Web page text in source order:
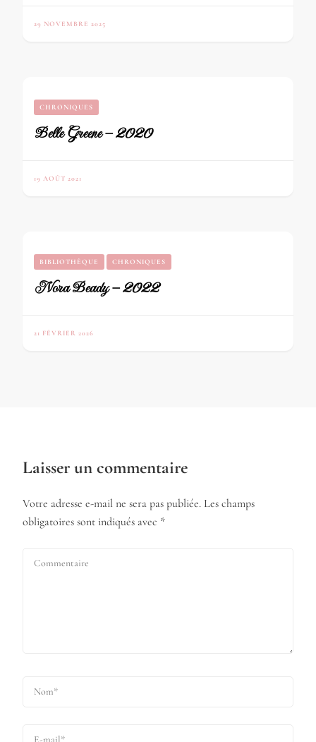
29 NOVEMBRE 2025
CHRONIQUES
Belle Greene – 2020
19 AOÛT 2021
BIBLIOTHÈQUE CHRONIQUES
Nora Beady – 2022
21 FÉVRIER 2026
Laisser un commentaire
Votre adresse e-mail ne sera pas publiée. Les champs
obligatoires sont indiqués avec *